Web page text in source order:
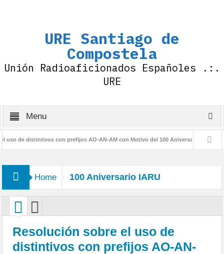
URE Santiago de
Compostela
Unión Radioaficionados Españoles .:.
URE
Menu
de distintivos con prefijos AO-AN-AM con Motivo del 100 Aniversario de la IARU
Home 100 Aniversario IARU
Resolución sobre el uso de
distintivos con prefijos AO-AN-